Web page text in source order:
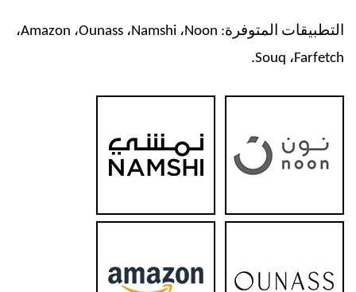
التطبيقات المتوفرة: Noon، Namshi، Ounass، Amazon،
Farfetch، Souq
.